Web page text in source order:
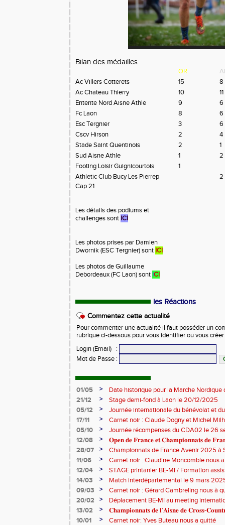
Bilan des médailles
OR
Ac Villers Cotterets
15
8
Ac Chateau Thierry
10
11
Entente Nord Aisne Athle
9
6
Fc Laon
8
6
Esc Tergnier
3
6
Cscv Hirson
2
4
Stade Saint Quentinois
2
1
Sud Aisne Athle
1
2
Footing Loisir Guignicourtois
1
Athletic Club Bucy Les Pierrep
2
Cap 21
Les détails des podiums et
challenges sont ICI
Les photos prises par Damien
Dwornik (ESC Tergnier) sont ICI
Les photos de Guillaume
Debordeaux (FC Laon) sont ICI
les Réactions
Commentez cette actualité
Pour commenter une actualité il faut posséder un
rubrique ci-dessous pour vous identifier ou vous
Login (Email)
:
Mot de Passe :
01/05 >
Date historique pour la Marche Nordique
21/12
>
Stage demi-fond à Laon le 20/12/2025
05/12
>
Journée internationale du bénévolat et
17/11
>
Carnet noir : Claude Dogny et Michel
05/10
>
Journée récompenses du CDA02 le 26
12/08
>
𝐎𝐩𝐞𝐧 𝐝𝐞 𝐅𝐫𝐚𝐧𝐜𝐞 𝐞𝐭 𝐂𝐡𝐚𝐦𝐩𝐢𝐨𝐧𝐧𝐚𝐭𝐬 𝐝𝐞
28/07
>
Championnats de France Avenir 2025 à
11/06
>
Carnet noir : Claudine Moncomble nous
12/04
>
STAGE printanier BE-MI / Formation
14/03
>
Match interdépartemental le 9 mars
09/03
>
Carnet noir : Gérard Cambreling nous à
20/02
>
Déplacement BE-MI au meeting
13/02
>
𝐂𝐡𝐚𝐦𝐩𝐢𝐨𝐧𝐧𝐚𝐭𝐬 𝐝𝐞 𝐥’𝐀𝐢𝐬𝐧𝐞 𝐝𝐞 𝐂𝐫𝐨𝐬𝐬-
10/01
>
Carnet noir: Yves Buteau nous a quitté